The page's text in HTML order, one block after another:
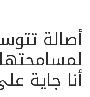
أصالة
أنا جاية